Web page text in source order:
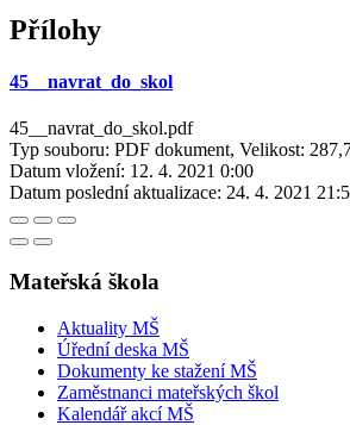
Přílohy
45__navrat_do_skol
45__navrat_do_skol.pdf
Typ souboru: PDF dokument, Velikost:
Datum vložení: 12. 4. 2021 0:00
Datum poslední aktualizace: 24. 4. 2021
Mateřská škola
Aktuality MŠ
Úřední deska MŠ
Dokumenty ke stažení MŠ
Zaměstnanci mateřských škol
Kalendář akcí MŠ